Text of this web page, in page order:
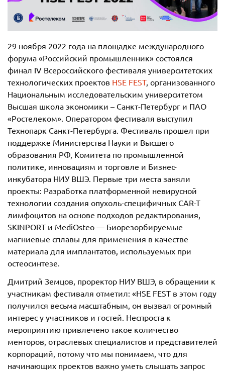
29 ноября 2022 года на площадке международного
форума «Российский промышленник» состоялся
финал IV Всероссийского фестиваля университетских
технологических проектов HSE FEST, организованного
Национальным исследовательским университетом
Высшая школа экономики – Санкт-Петербург и ПАО
«Ростелеком». Оператором фестиваля выступил
Технопарк Санкт-Петербурга. Фестиваль прошел при
поддержке Министерства Науки и Высшего
образования РФ, Комитета по промышленной
политике, инновациям и торговле и Бизнес-
инкубатора НИУ ВШЭ. Первые три места заняли
проекты: Разработка платформенной невирусной
технологии создания опухоль-специфичных CAR-T
лимфоцитов на основе подходов редактирования,
SKINPORT и MediOsteo — Биорезорбируемые
магниевые сплавы для применения в качестве
материала для имплантатов, используемых при
остеосинтезе.
Дмитрий Земцов, проректор НИУ ВШЭ, в обращении к
участникам фестиваля отметил: «HSE FEST в этом году
получился весьма масштабным, он вызвал огромный
интерес у участников и гостей. Неспроста к
мероприятию привлечено такое количество
менторов, отраслевых специалистов и представителей
корпораций, потому что мы понимаем, что для
начинающих проектов важно уметь слышать запрос